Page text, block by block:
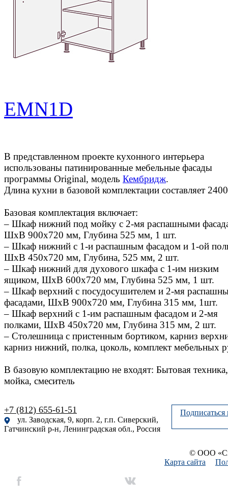
EMN1D
В представленном проекте кухонного интерьера
использованы патинированные мебельные фасады
программы Original, модель Кембридж.
Длина кухни в базовой комплектации составляет
Базовая комплектация включает:
– Шкаф нижний под мойку с 2-мя распашными
ШхВ 900х720 мм, Глубина 525 мм, 1 шт.
– Шкаф нижний с 1-и распашным фасадом и 1-ой
ШхВ 450х720 мм, Глубина, 525 мм, 2 шт.
– Шкаф нижний для духового шкафа с 1-им низким
ящиком, ШхВ 600х720 мм, Глубина 525 мм, 1 шт.
– Шкаф верхний с посудосушителем и 2-мя
фасадами, ШхВ 900х720 мм, Глубина 315 мм, 1шт.
– Шкаф верхний с 1-им распашным фасадом и 2-мя
полками, ШхВ 450х720 мм, Глубина 315 мм, 2 шт.
– Столешница с пристенным бортиком, карниз
карниз нижний, полка, цоколь, комплект мебельных
В базовую комплектацию не входят: Бытовая техника,
мойка, смеситель
+7 (812) 655-61-51
ул. Заводская, 9, корп. 2, г.п. Сиверский,
Гатчинский р-н, Ленинградская обл., Россия
Подписаться
© ООО
Карта сайта